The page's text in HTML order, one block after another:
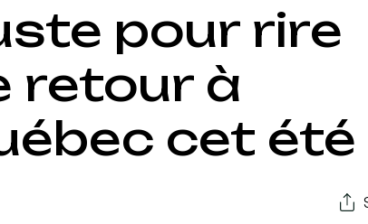
pour rire
retour à
cet été